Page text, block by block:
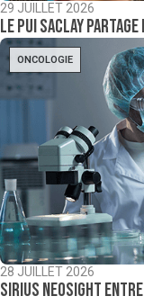
29 JUILLET 2026
Le PUI Saclay
ONCOLOGIE
28 JUILLET 2026
Sirius NeoSight